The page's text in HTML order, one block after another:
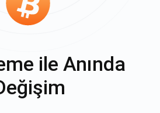
ile Anında